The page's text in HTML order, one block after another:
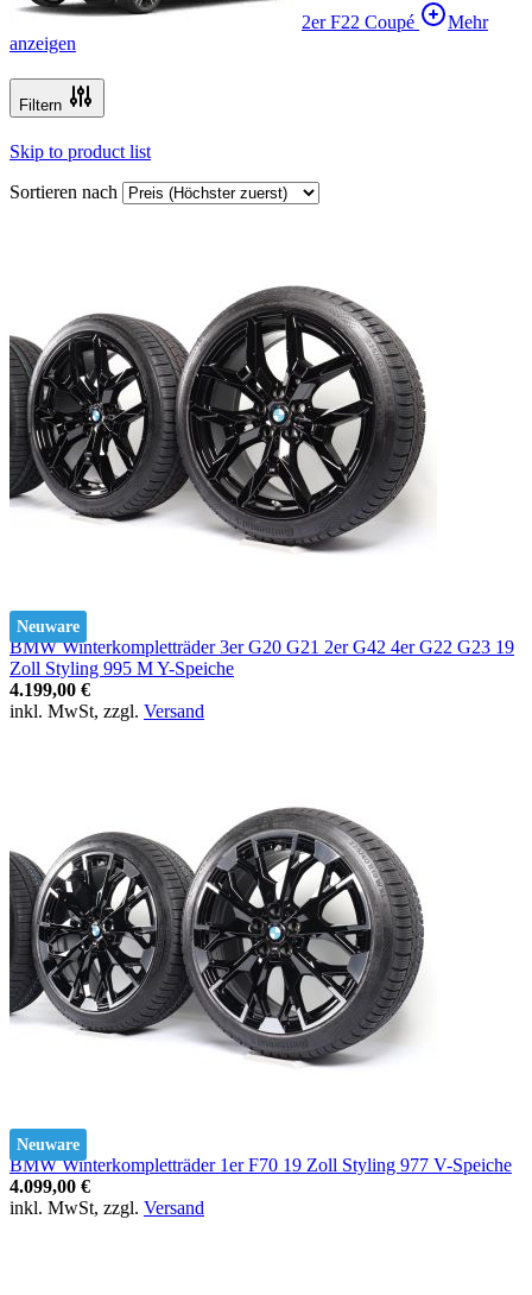
2er F22 Coupé
Mehr
anzeigen
Filtern
Skip to product list
Sortieren nach
Neuware
BMW Winterkompletträder 3er G20 G21 2er G42 4er G22 G23 19
Zoll Styling 995 M Y-Speiche
4.199,00 €
inkl. MwSt, zzgl. Versand
Neuware
BMW Winterkompletträder 1er F70 19 Zoll Styling 977 V-Speiche
4.099,00 €
inkl. MwSt, zzgl. Versand